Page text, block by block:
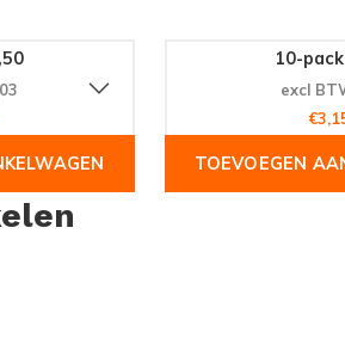
en de extra sterke nicotinekick die NOIS
10-
excl
TOEVOEGEN